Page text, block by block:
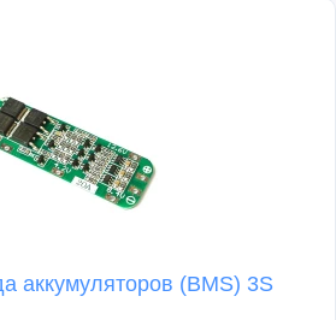
аккумуляторов (BMS) 3S